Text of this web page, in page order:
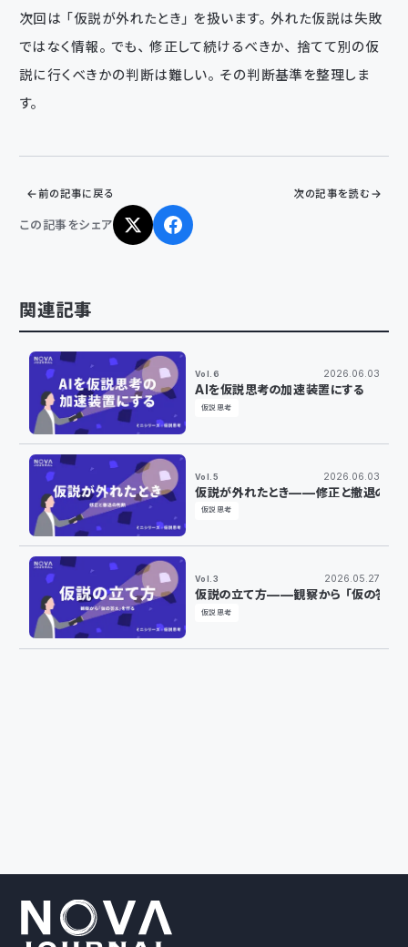
次回は「仮説が外れたとき」を扱います。外れた仮説は失敗
ではなく情報。でも、修正して続けるべきか、捨てて別の仮
説に行くべきかの判断は難しい。その判断基準を整理しま
す。
前の記事に戻る 次の記事を読む
この記事をシェア
関連記事
Vol.6 2026.06.03
AIを仮説思考の加速装置にする
仮説思考
Vol.5 2026.06.03
仮説が外れたとき——修正と撤退の判
仮説思考
Vol.3 2026.05.27
仮説の立て方——観察から「仮の答え
仮説思考